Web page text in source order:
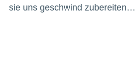
sie uns geschwind zubereiten…